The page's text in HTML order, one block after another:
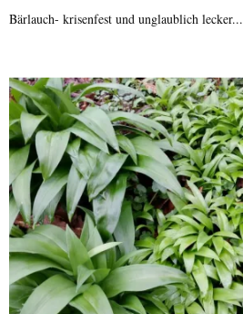
Bärlauch- krisenfest und unglaublich lecker...